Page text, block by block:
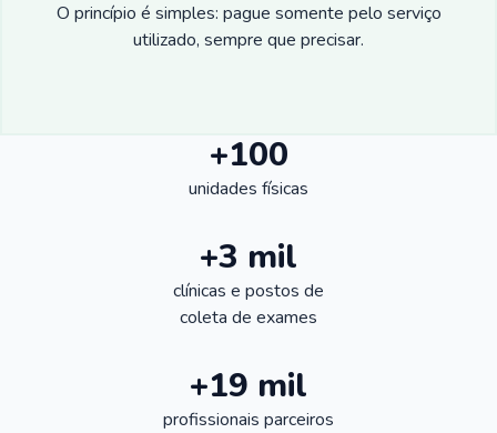
O princípio é simples: pague somente pelo serviço
utilizado, sempre que precisar.
+100
unidades físicas
+3 mil
clínicas e postos de
coleta de exames
+19 mil
profissionais parceiros